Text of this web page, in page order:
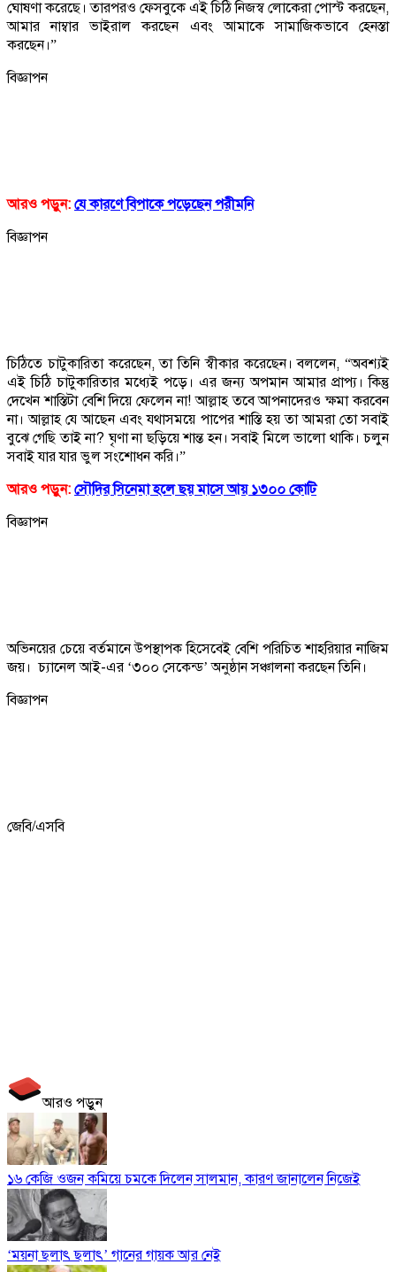
ঘোষণা করেছে। তারপরও ফেসবুকে এই চিঠি নিজস্ব লোকেরা পোস্ট করছেন,
আমার নাম্বার ভাইরাল করছেন এবং আমাকে সামাজিকভাবে হেনস্তা
করছেন।”
বিজ্ঞাপন
আরও পড়ুন: যে কারণে বিপাকে পড়েছেন পরীমনি
বিজ্ঞাপন
চিঠিতে চাটুকারিতা করেছেন, তা তিনি স্বীকার করেছেন। বললেন, “অবশ্যই
এই চিঠি চাটুকারিতার মধ্যেই পড়ে। এর জন্য অপমান আমার প্রাপ্য। কিন্তু
দেখেন শাস্তিটা বেশি দিয়ে ফেলেন না! আল্লাহ তবে আপনাদেরও ক্ষমা করবেন
না। আল্লাহ যে আছেন এবং যথাসময়ে পাপের শাস্তি হয় তা আমরা তো সবাই
বুঝে গেছি তাই না? ঘৃণা না ছড়িয়ে শান্ত হন। সবাই মিলে ভালো থাকি। চলুন
সবাই যার যার ভুল সংশোধন করি।”
আরও পড়ুন: সৌদির সিনেমা হলে ছয় মাসে আয় ১৩০০ কোটি
বিজ্ঞাপন
অভিনয়ের চেয়ে বর্তমানে উপস্থাপক হিসেবেই বেশি পরিচিত শাহরিয়ার নাজিম
জয়। চ্যানেল আই-এর ‘৩০০ সেকেন্ড’ অনুষ্ঠান সঞ্চালনা করছেন তিনি।
বিজ্ঞাপন
জেবি/এসবি
আরও পড়ুন
১৬ কেজি ওজন কমিয়ে চমকে দিলেন সালমান, কারণ জানালেন নিজেই
‘ময়না ছলাৎ ছলাৎ’ গানের গায়ক আর নেই